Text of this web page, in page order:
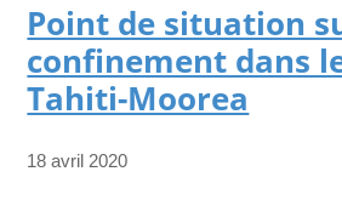
Point de situation
confinement dans
Tahiti-Moorea
18 avril 2020